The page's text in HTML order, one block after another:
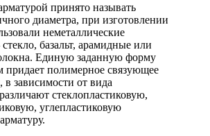
принято называть
диаметра, при изготовлении
неметаллические
базальт, арамидные или
Единую заданную форму
придает полимерное связующее
в зависимости от вида
стеклопластиковую,
углепластиковую